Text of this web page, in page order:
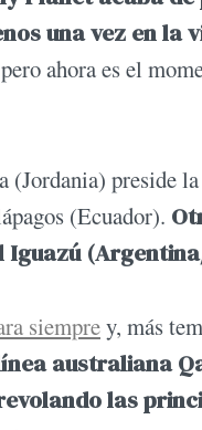
una vez en la
ahora es el
(Jordania) preside
(Ecuador).
Iguazú
siemprey, más
australiana
las